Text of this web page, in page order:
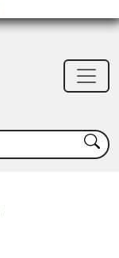
Buscar